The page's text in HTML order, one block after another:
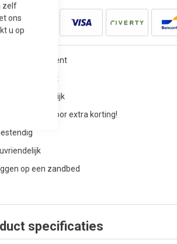
zelf
ons
u op
assortiment
en slijtvast
offerte aan voor extra korting!
op een zandbed
specificaties